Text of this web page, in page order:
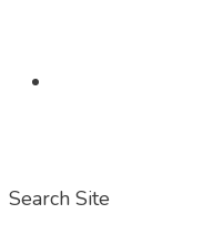
Search Site